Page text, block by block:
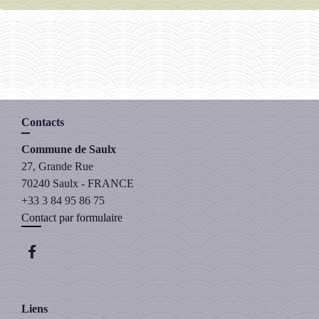
Contacts
Commune de Saulx
27, Grande Rue
70240 Saulx - FRANCE
+33 3 84 95 86 75
Contact par formulaire
Liens